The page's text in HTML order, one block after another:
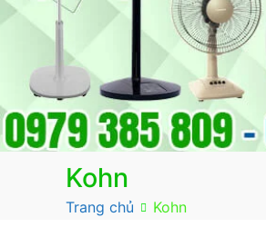
Kohn
Trang chủ Kohn